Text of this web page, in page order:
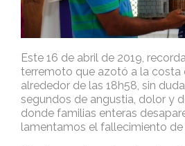
Este 16 de abril de 2019,
terremoto que azotó a la costa
alrededor de las 18h58, sin
segundos de angustia, dolor y
donde familias enteras
lamentamos el fallecimiento